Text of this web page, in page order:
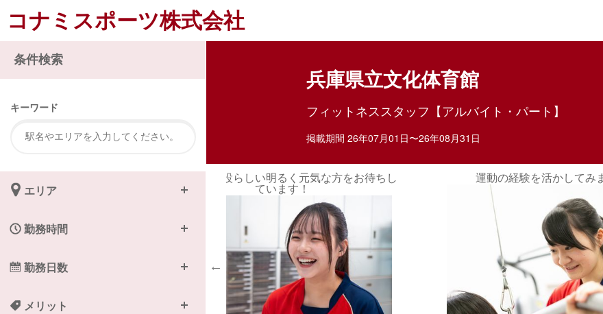
コナミスポーツ株式会社
兵庫県立文化体育館
フィットネススタッフ【アルバイト・パート】
掲載期間 26年07月01日〜26年08月31日
す！
運動の経験を活かしてみませんか？ お客様の成長をサポートでき
るお仕事です。
条件検索
キーワード
エリア
勤務時間
勤務日数
メリット